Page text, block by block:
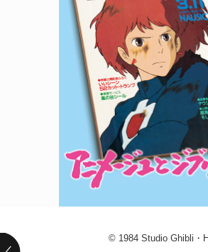
POLICY
© 1984 Studio Ghibli・H